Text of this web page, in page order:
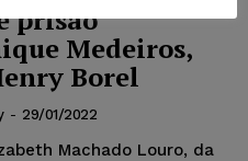
prisão
Medeiros,
Borel
- 29/01/2022
Machado Louro, da